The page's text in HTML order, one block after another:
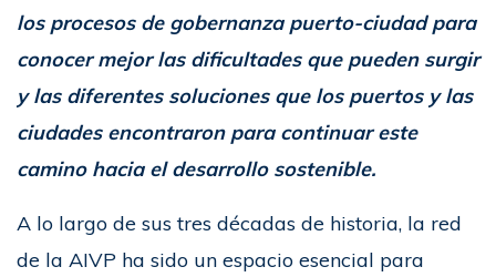
los procesos de gobernanza puerto-ciudad para
conocer mejor las dificultades que pueden surgir
y las diferentes soluciones que los puertos y las
ciudades encontraron para continuar este
camino hacia el desarrollo sostenible.
A lo largo de sus tres décadas de historia, la red
de la AIVP ha sido un espacio esencial para